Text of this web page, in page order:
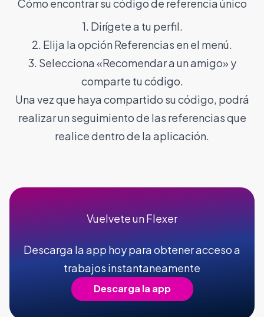
Cómo encontrar su código de referencia único
1. Dirígete a tu perfil.
2. Elija la opción Referencias en el menú.
3. Selecciona «Recomendar a un amigo» y
comparte tu código.
Una vez que haya compartido su código, podrá
realizar un seguimiento de las referencias que
realice dentro de la aplicación.
Vuelvete un Flexer
Descarga la app hoy para obtener acceso a
trabajos instantaneamente
Descarga la app